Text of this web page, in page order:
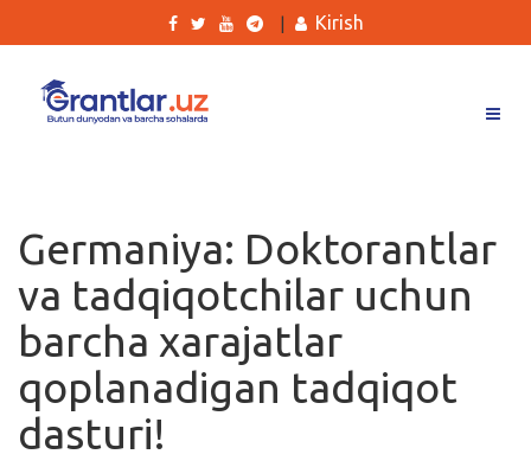
Ishlar
Kurslar
Blog
Yana
Kirish
Germaniya: Doktorantlar
va tadqiqotchilar uchun
barcha xarajatlar
qoplanadigan tadqiqot
dasturi!